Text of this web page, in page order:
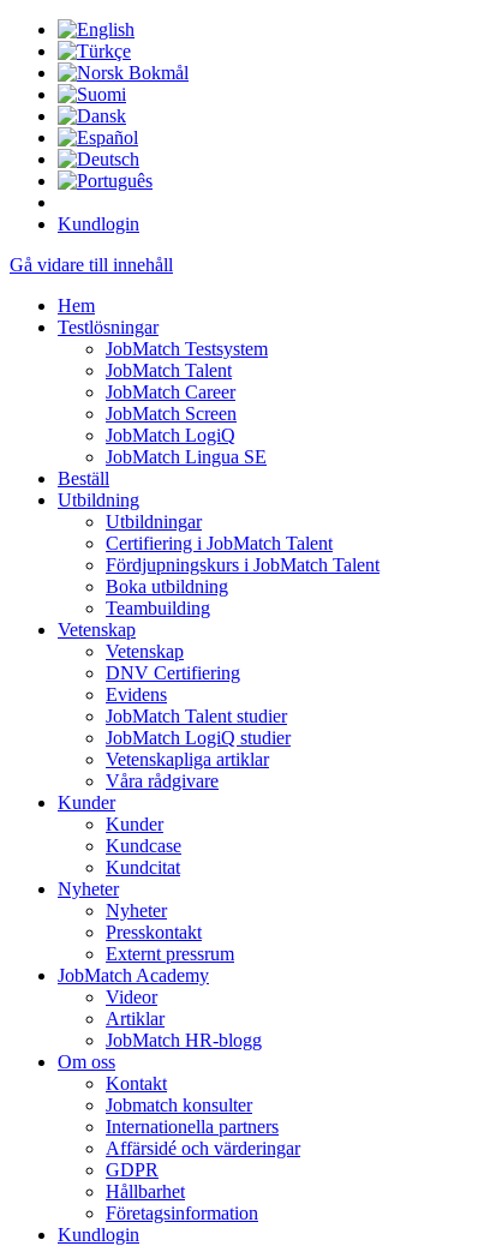
Kundlogin
Gå vidare till innehåll
Hem
Testlösningar
JobMatch Testsystem
JobMatch Talent
JobMatch Career
JobMatch Screen
JobMatch LogiQ
JobMatch Lingua SE
Beställ
Utbildning
Utbildningar
Certifiering i JobMatch Talent
Fördjupningskurs i JobMatch Talent
Boka utbildning
Teambuilding
Vetenskap
Vetenskap
DNV Certifiering
Evidens
JobMatch Talent studier
JobMatch LogiQ studier
Vetenskapliga artiklar
Våra rådgivare
Kunder
Kunder
Kundcase
Kundcitat
Nyheter
Nyheter
Presskontakt
Externt pressrum
JobMatch Academy
Videor
Artiklar
JobMatch HR-blogg
Om oss
Kontakt
Jobmatch konsulter
Internationella partners
Affärsidé och värderingar
GDPR
Hållbarhet
Företagsinformation
Kundlogin